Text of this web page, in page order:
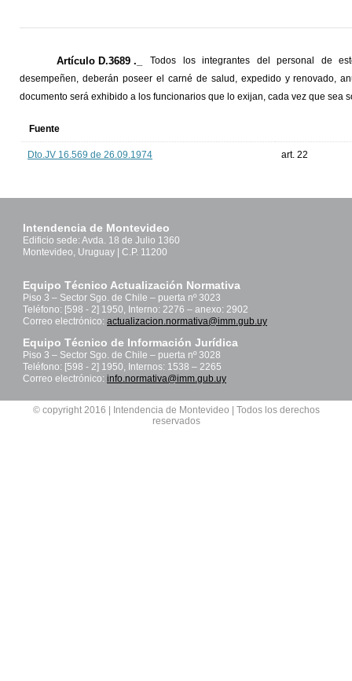
Artículo D.3689 ._
Todos los integrantes del personal de
desempeñen, deberán poseer el carné de salud, expedido y renovado,
documento será exhibido a los funcionarios que lo exijan, cada vez que sea
Fuente
Dto.JV 16.569 de 26.09.1974 art. 22
Intendencia de Montevideo
Edificio sede: Avda. 18 de Julio 1360
Montevideo, Uruguay | C.P. 11200
Equipo Técnico Actualización Normativa
Piso 3 – Sector Sgo. de Chile – puerta nº 3023
Teléfono: [598 - 2] 1950, Interno: 2276 – anexo: 2902
Correo electrónico: actualizacion.normativa@imm.gub.uy
Equipo Técnico de Información Jurídica
Piso 3 – Sector Sgo. de Chile – puerta nº 3028
Teléfono: [598 - 2] 1950, Internos: 1538 – 2265
Correo electrónico: info.normativa@imm.gub.uy
© copyright 2016 | Intendencia de Montevideo | Todos los derechos
reservados